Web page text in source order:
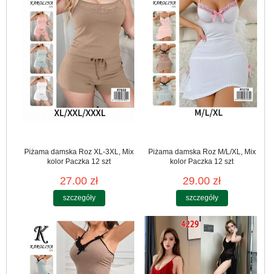
Piżama damska Roz XL-3XL, Mix
kolor Paczka 12 szt
27.00 zł
szczegóły
Piżama damska Roz M/L/XL, Mix
kolor Paczka 12 szt
29.00 zł
szczegóły